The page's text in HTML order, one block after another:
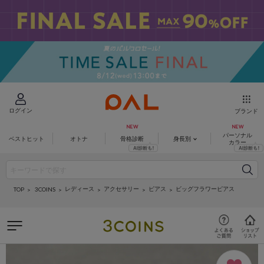
ログイン ブランド
ベストヒット オトナ 骨格診断 身長別
パーソナル
カラー
TOP 3COINS レディース アクセサリー ピアス ビッグフラワーピアス